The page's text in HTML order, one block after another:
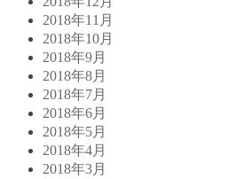
2018年11月
2018年10月
2018年9月
2018年8月
2018年7月
2018年6月
2018年5月
2018年4月
2018年3月